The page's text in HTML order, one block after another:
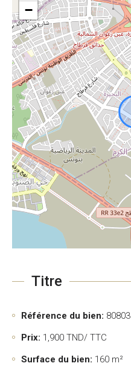
−
Titre
Référence du bien: 80803
Prix: 1,900 TND/ TTC
Surface du bien: 160 m²